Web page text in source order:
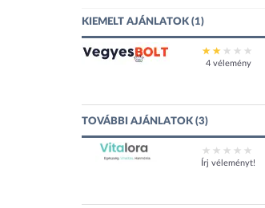
KIEMELT AJÁNLATOK (1)
4 vélemény
TOVÁBBI AJÁNLATOK (3)
Írj véleményt!